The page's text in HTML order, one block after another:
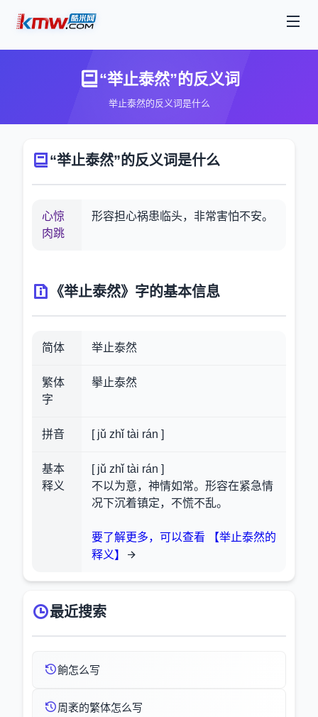
“举止泰然”的反义词
举止泰然的反义词是什么
“举止泰然”的反义词是什么
心惊
肉跳
形容担心祸患临头，非常害怕不安。
《举止泰然》字的基本信息
简体 举止泰然
繁体
字
擧止泰然
拼音 [ jǔ zhǐ tài rán ]
基本
释义
[ jǔ zhǐ tài rán ]
不以为意，神情如常。形容在紧急情
况下沉着镇定，不慌不乱。
要了解更多，可以查看 【举止泰然的
释义】
最近搜索
餉怎么写
周袤的繁体怎么写